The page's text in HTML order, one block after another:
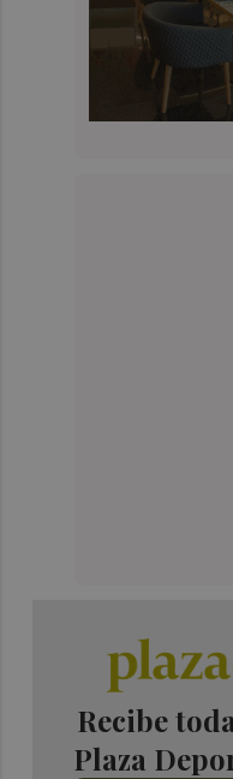
Recibe
Plaza